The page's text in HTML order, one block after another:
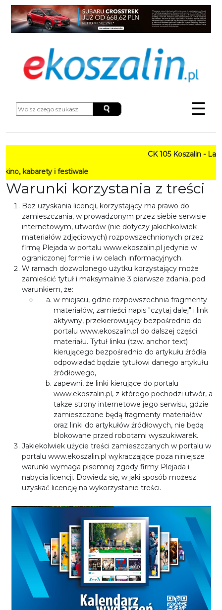
☰
CK 105 Koszalin - Lato w
i festiwale
Warunki korzystania z treści
Bez uzyskania licencji, korzystający ma prawo do
zamieszczania, w prowadzonym przez siebie serwisie
internetowym, utworów (nie dotyczy jakichkolwiek
materiałów zdjęciowych) rozpowszechnionych przez
firmę Plejada w portalu www.ekoszalin.pl jedynie w
ograniczonej formie i w celach informacyjnych.
W ramach dozwolonego użytku korzystający może
zamieścić tytuł i maksymalnie 3 pierwsze zdania, pod
warunkiem, że:
w miejscu, gdzie rozpowszechnia fragmenty
materiałów, zamieści napis "czytaj dalej" i link
aktywny, przekierowujący bezpośrednio do
portalu www.ekoszalin.pl do dalszej części
materiału. Tytuł linku (tzw. anchor text)
kierującego bezpośrednio do artykułu źródła
odpowiadać będzie tytułowi danego artykułu
źródłowego,
zapewni, że linki kierujące do portalu
www.ekoszalin.pl, z którego pochodzi utwór, a
także strony internetowe jego serwisu, gdzie
zamieszczone będą fragmenty materiałów
oraz linki do artykułów źródłowych, nie będą
blokowane przed robotami wyszukiwarek.
Jakiekolwiek użycie treści zamieszczanych w portalu w
portalu www.ekoszalin.pl wykraczające poza niniejsze
warunki wymaga pisemnej zgody firmy Plejada i
nabycia licencji. Dowiedz się, w jaki sposób możesz
uzyskać licencję na wykorzystanie treści.